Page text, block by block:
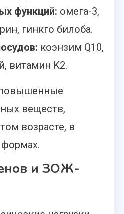
функций: омега-3,
гинкго билоба.
коэнзим Q10,
витамин K2.
веществ,
возрасте, в
и ЗОЖ-